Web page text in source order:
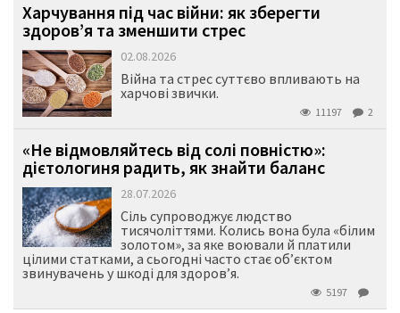
Харчування під час війни: як зберегти
здоров’я та зменшити стрес
02.08.2026
Війна та стрес суттєво впливають на
харчові звички.
11197 2
«Не відмовляйтесь від солі повністю»:
дієтологиня радить, як знайти баланс
28.07.2026
Сіль супроводжує людство
тисячоліттями. Колись вона була «білим
золотом», за яке воювали й платили
цілими статками, а сьогодні часто стає об’єктом
звинувачень у шкоді для здоров’я.
5197